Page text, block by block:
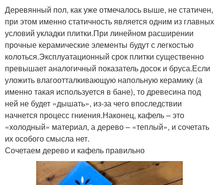
Деревянный пол, как уже отмечалось выше, не статичен,
при этом именно статичность является одним из главных
условий укладки плитки.При линейном расширении
прочные керамические элементы будут с легкостью
колоться.Эксплуатационный срок плитки существенно
превышает аналогичный показатель досок и бруса.Если
уложить влагоотталкивающую напольную керамику (а
именно такая используется в бане), то древесина под
ней не будет «дышать», из-за чего впоследствии
начнется процесс гниения.Наконец, кафель – это
«холодный» материал, а дерево – «теплый», и сочетать
их особого смысла нет.
Сочетаем дерево и кафель правильно